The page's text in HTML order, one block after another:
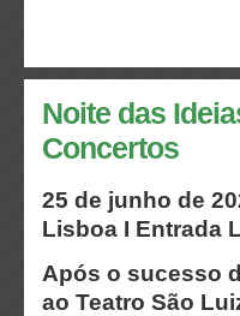
Noite das
Concertos
25 de junho de
Lisboa I Entrada
Após o sucesso
ao Teatro São